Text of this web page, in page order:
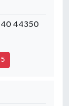
40 44350